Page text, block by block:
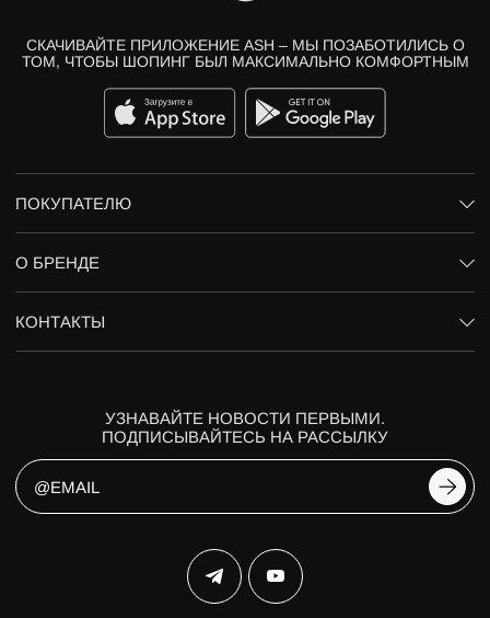
СКАЧИВАЙТЕ ПРИЛОЖЕНИЕ ASH – МЫ ПОЗАБОТИЛИСЬ О
ТОМ, ЧТОБЫ ШОПИНГ БЫЛ МАКСИМАЛЬНО КОМФОРТНЫМ
ПОКУПАТЕЛЮ
О БРЕНДЕ
КОНТАКТЫ
УЗНАВАЙТЕ НОВОСТИ ПЕРВЫМИ.
ПОДПИСЫВАЙТЕСЬ НА РАССЫЛКУ